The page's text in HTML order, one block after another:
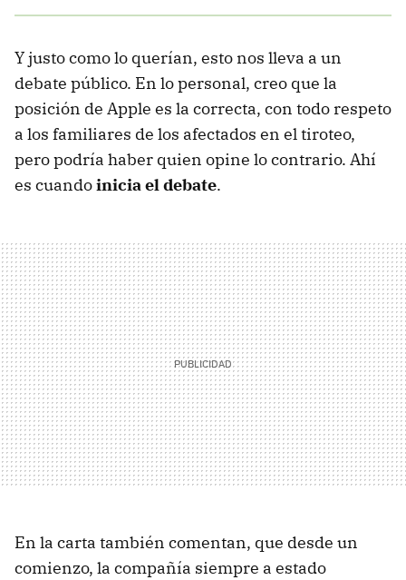
Y justo como lo querían, esto nos lleva a un
debate público. En lo personal, creo que la
posición de Apple es la correcta, con todo respeto
a los familiares de los afectados en el tiroteo,
pero podría haber quien opine lo contrario. Ahí
es cuandoinicia el debate.
En la carta también comentan, que desde un
comienzo, la compañía siempre a estado